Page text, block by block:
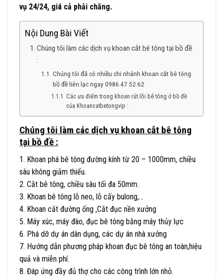
vụ 24/24, giá cả phải chăng.
Nội Dung Bài Viết
Chúng tôi làm các dịch vụ khoan cắt bê tông tại bồ đề
:
Chúng tôi đã có nhiều chi nhánh khoan cắt bê tông
bồ đề liên lạc ngay 0986.47.52.62
Các ưu điểm trong khoan rút lõi bê tông ở bồ đề
của Khoancatbetongvip :
Chúng tôi làm các dịch vụ khoan cắt bê tông
tại bồ đề :
1. Khoan phá bê tông đường kính từ 20 – 1000mm, chiều
sâu không giảm thiểu.
2. Cắt bê tông, chiều sâu tối đa 50mm.
3. Khoan bê tông lỗ neo, lỗ cấy bulong,…
4. Khoan cắt đường ống ,Cắt đục nền xưởng
5. Máy xúc, máy đào, đục bê tông bằng máy thủy lực
6. Phá dỡ dự án dân dụng, các dự án nhà xưởng
7. Hướng dẫn phương pháp khoan đục bê tông an toàn,hiệu
quả và miễn phí.
8. Đáp ứng đầy đủ thợ cho các công trình lớn nhỏ.